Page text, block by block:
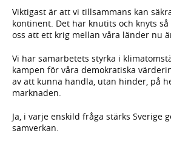
Viktigast är att vi tillsammans kan
kontinent. Det har knutits och knyts
oss att ett krig mellan våra länder nu
Vi har samarbetets styrka i
kampen för våra demokratiska
av att kunna handla, utan hinder, på
marknaden.
Ja, i varje enskild fråga stärks Sverige
samverkan.